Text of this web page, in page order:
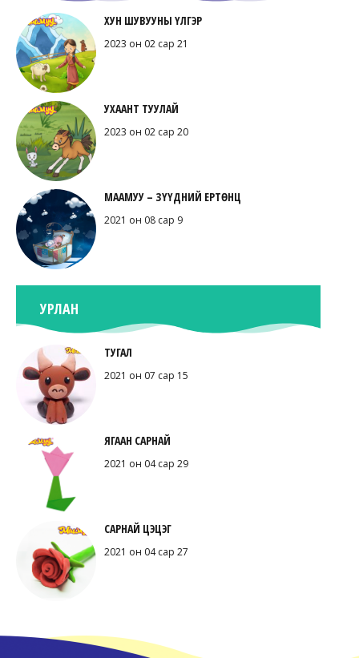
ХУН ШУВУУНЫ ҮЛГЭР
2023 он 02 сар 21
УХААНТ ТУУЛАЙ
2023 он 02 сар 20
МААМУУ – ЗҮҮДНИЙ ЕРТӨНЦ
2021 он 08 сар 9
УРЛАН
ТУГАЛ
2021 он 07 сар 15
ЯГААН САРНАЙ
2021 он 04 сар 29
САРНАЙ ЦЭЦЭГ
2021 он 04 сар 27